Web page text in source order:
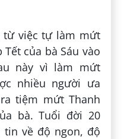
từ việc tự làm mứt
của bà Sáu vào
này vì làm mứt
nhiều người ưa
tiệm mứt Thanh
bà. Tuổi đời 20
tin về độ ngon, độ